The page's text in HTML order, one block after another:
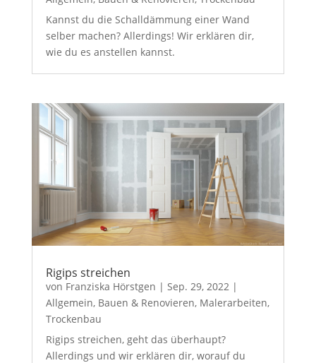
Kannst du die Schalldämmung einer Wand
selber machen? Allerdings! Wir erklären dir,
wie du es anstellen kannst.
Rigips streichen
von Franziska Hörstgen | Sep. 29, 2022|
Allgemein, Bauen & Renovieren, Malerarbeiten,
Trockenbau
Rigips streichen, geht das überhaupt?
Allerdings und wir erklären dir, worauf du